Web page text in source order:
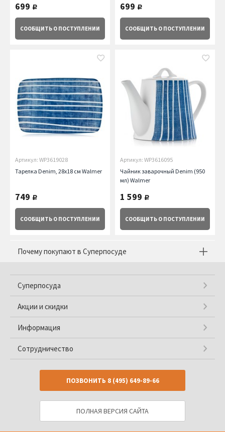
699 руб.
СООБЩИТЬ О ПОСТУПЛЕНИИ
699 руб.
СООБЩИТЬ О ПОСТУПЛЕНИИ
Артикул: WP3619028
Тарелка Denim, 28х18 см Walmer
749 руб.
СООБЩИТЬ О ПОСТУПЛЕНИИ
Артикул: WP3616095
Чайник заварочный Denim (950
мл) Walmer
1 599 руб.
СООБЩИТЬ О ПОСТУПЛЕНИИ
Почему покупают в Суперпосуде
Суперпосуда
Акции и скидки
Информация
Сотрудничество
ПОЗВОНИТЬ 8 (495) 649-89-66
ПОЛНАЯ ВЕРСИЯ САЙТА